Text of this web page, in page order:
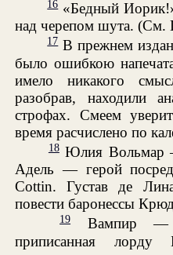
16«Бедный
над черепом шута. (См.
17В прежнем
было ошибкою
имело никакого
разобрав, находили
строфах. Смеем
время расчислено по
18Юлия Вольмар
Адель — герой
Cottin. Густав де
повести баронессы
19
Вампир —
приписанная